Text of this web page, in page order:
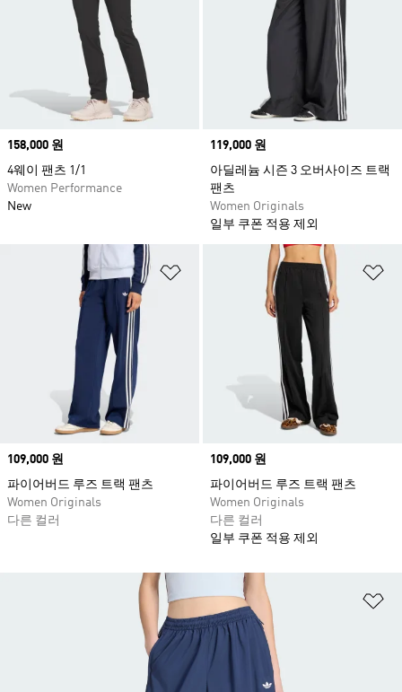
Price
158,000 원
4웨이 팬츠 1/1
Women Performance
New
Price
119,000 원
아딜레늄 시즌 3 오버사이즈 트랙
팬츠
Women Originals
일부 쿠폰 적용 제외
위시리스트 담기
Price
109,000 원
파이어버드 루즈 트랙 팬츠
Women Originals
다른 컬러
Price
109,000 원
파이어버드 루즈 트랙 팬츠
Women Originals
다른 컬러
일부 쿠폰 적용 제외